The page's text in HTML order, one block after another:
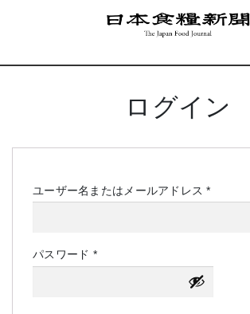
ログイン
ユーザー名またはメールアドレス*必
パスワード *必
須